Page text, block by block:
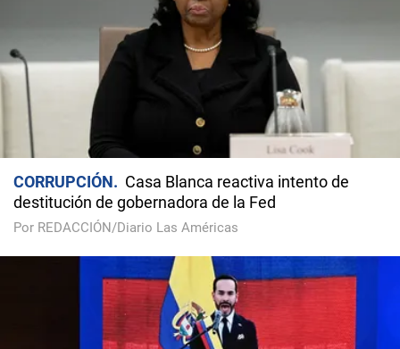
CORRUPCIÓN
Casa Blanca reactiva intento de
destitución de gobernadora de la Fed
Por REDACCIÓN/Diario Las Américas